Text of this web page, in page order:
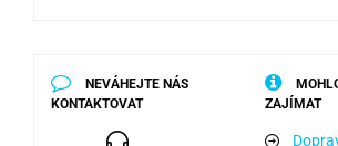
NEVÁHEJTE NÁS
KONTAKTOVAT
ZAJÍMAT